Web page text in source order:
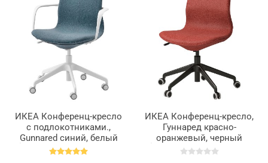
ИКЕА Конференц-кресло
с подлокотниками.,
Gunnared синий, белый
LÅNGFJÄLL ЛОНГФЬЕЛЛЬ,
ИКЕА Конференц-кресло,
Гуннаред красно-
оранжевый, черный
LÅNGFJÄLL ЛОНГФЬЕЛЛЬ,